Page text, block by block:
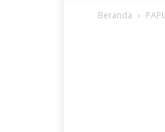
Beranda